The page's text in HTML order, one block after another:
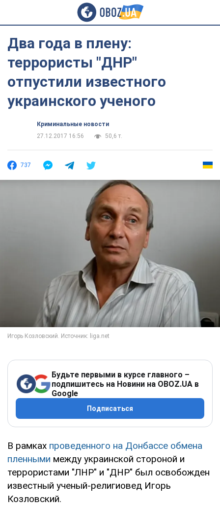
Два года в плену:
террористы "ДНР"
отпустили известного
украинского ученого
Криминальные новости
27.12.2017 16:56
50,6 т.
737
Будьте первыми в курсе главного –
подпишитесь на Новини на OBOZ.UA в
Google
Подписаться
В рамках проведенного на Донбассе обмена
пленными между украинской стороной и
террористами "ЛНР" и "ДНР" был освобожден
известный ученый-религиовед Игорь
Козловский.